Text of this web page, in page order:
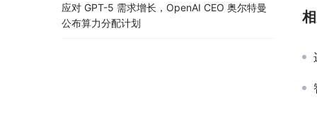
应对 GPT-5 需求增长，OpenAI CEO 奥尔特曼
公布算力分配计划